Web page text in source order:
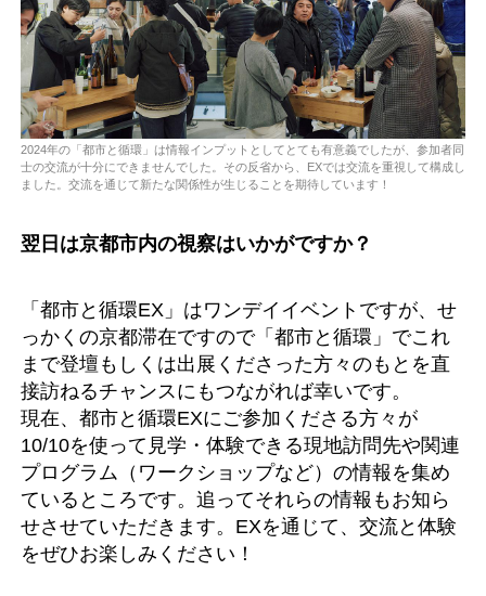
2024年の「都市と循環」は情報インプットとしてとても有意義でしたが、参加者同
士の交流が十分にできませんでした。その反省から、EXでは交流を重視して構成し
ました。交流を通じて新たな関係性が生じることを期待しています！
翌日は京都市内の視察はいかがですか？
「都市と循環EX」はワンデイイベントですが、せ
っかくの京都滞在ですので「都市と循環」でこれ
まで登壇もしくは出展くださった方々のもとを直
接訪ねるチャンスにもつながれば幸いです。
現在、都市と循環EXにご参加くださる方々が
10/10を使って見学・体験できる現地訪問先や関連
プログラム（ワークショップなど）の情報を集め
ているところです。追ってそれらの情報もお知ら
せさせていただきます。EXを通じて、交流と体験
をぜひお楽しみください！